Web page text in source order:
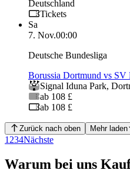
Deutschland
Tickets
Sa
7. Nov.00:00
Deutsche Bundesliga
Borussia Dortmund vs SV
Signal Iduna Park,
ab 108 £
ab 108 £
Zurück nach oben Mehr laden
1 234Nächste
Warum bei uns